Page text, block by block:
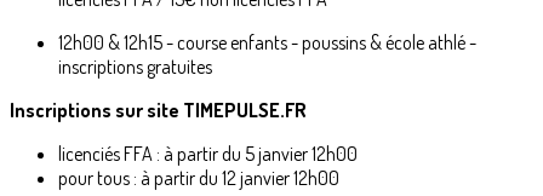
12h00 & 12h15 - course enfants - poussins & école athlé -
inscriptions gratuites
Inscriptions sur site TIMEPULSE.FR
licenciés FFA : à partir du 5 janvier 12h00
pour tous : à partir du 12 janvier 12h00